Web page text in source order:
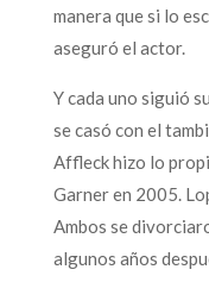
manera que si lo
aseguró el actor.
Y cada uno siguió
se casó con el
Affleck hizo lo
Garner en 2005.
Ambos se
algunos años